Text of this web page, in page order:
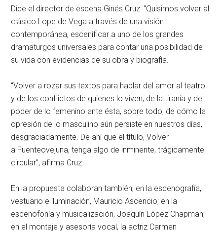
Dice el director de escena Ginés Cruz: “Quisimos volver al
clásico Lope de Vega a través de una visión
contemporánea, escenificar a uno de los grandes
dramaturgos universales para contar una posibilidad de
su vida con evidencias de su obra y biografía.
“Volver a rozar sus textos para hablar del amor al teatro
y de los conflictos de quienes lo viven, de la tiranía y del
poder de lo femenino ante ésta, sobre todo, de cómo la
opresión de lo masculino aún persiste en nuestros días,
desgraciadamente. De ahí que el título,Volver
a Fuenteovejuna, tenga algo de inminente, trágicamente
circular”, afirma Cruz.
En la propuesta colaboran también, en la escenografía,
vestuario e iluminación, Mauricio Ascencio; en la
escenofonía y musicalización, Joaquín López Chapman;
en el montaje y asesoría vocal, la actriz Carmen